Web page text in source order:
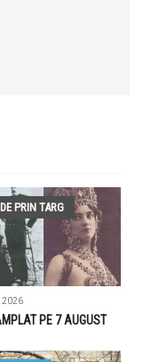
PRIN TARG
2026
PE 7 AUGUST